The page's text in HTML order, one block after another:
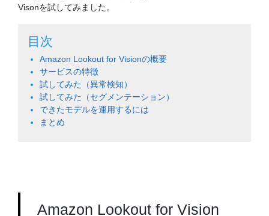
Visonを試してみました。
目次
Amazon Lookout for Visionの概要
サービスの特徴
試してみた（異常検知）
試してみた（セグメンテーション）
できたモデルを運用するには
まとめ
Amazon Lookout for Vision